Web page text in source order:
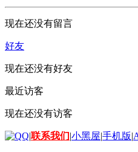
现在还没有留言
好友
现在还没有好友
最近访客
现在还没有访客
|联系我们|小黑屋|手机版|